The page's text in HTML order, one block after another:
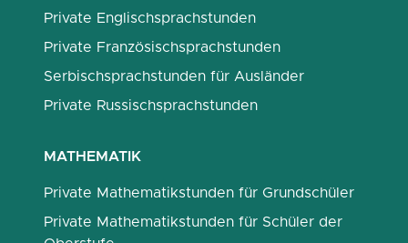
Private Englischsprachstunden
Private Französischsprachstunden
Serbischsprachstunden für Ausländer
Private Russischsprachstunden
MATHEMATIK
Private Mathematikstunden für Grundschüler
Private Mathematikstunden für Schüler der